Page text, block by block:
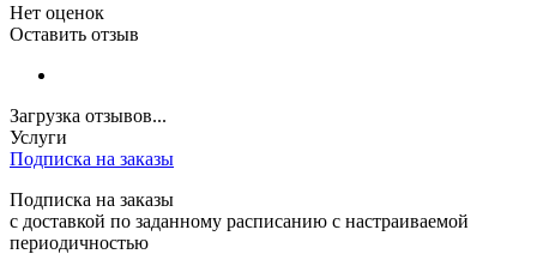
Нет оценок
Оставить отзыв
Загрузка отзывов...
Услуги
Подписка на заказы
Подписка на заказы
с доставкой по заданному расписанию с настраиваемой
периодичностью